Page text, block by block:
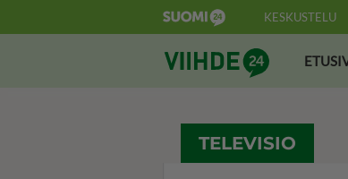
KESKUSTELU
Suomi24 Viihde
TELEVISIO